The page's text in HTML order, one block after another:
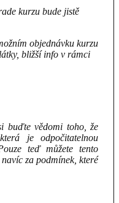
kurzu bude jistě
objednávku kurzu
bližší info v rámci
buďte vědomi toho, že
je odpočitatelnou
teď můžete tento
za podmínek, které